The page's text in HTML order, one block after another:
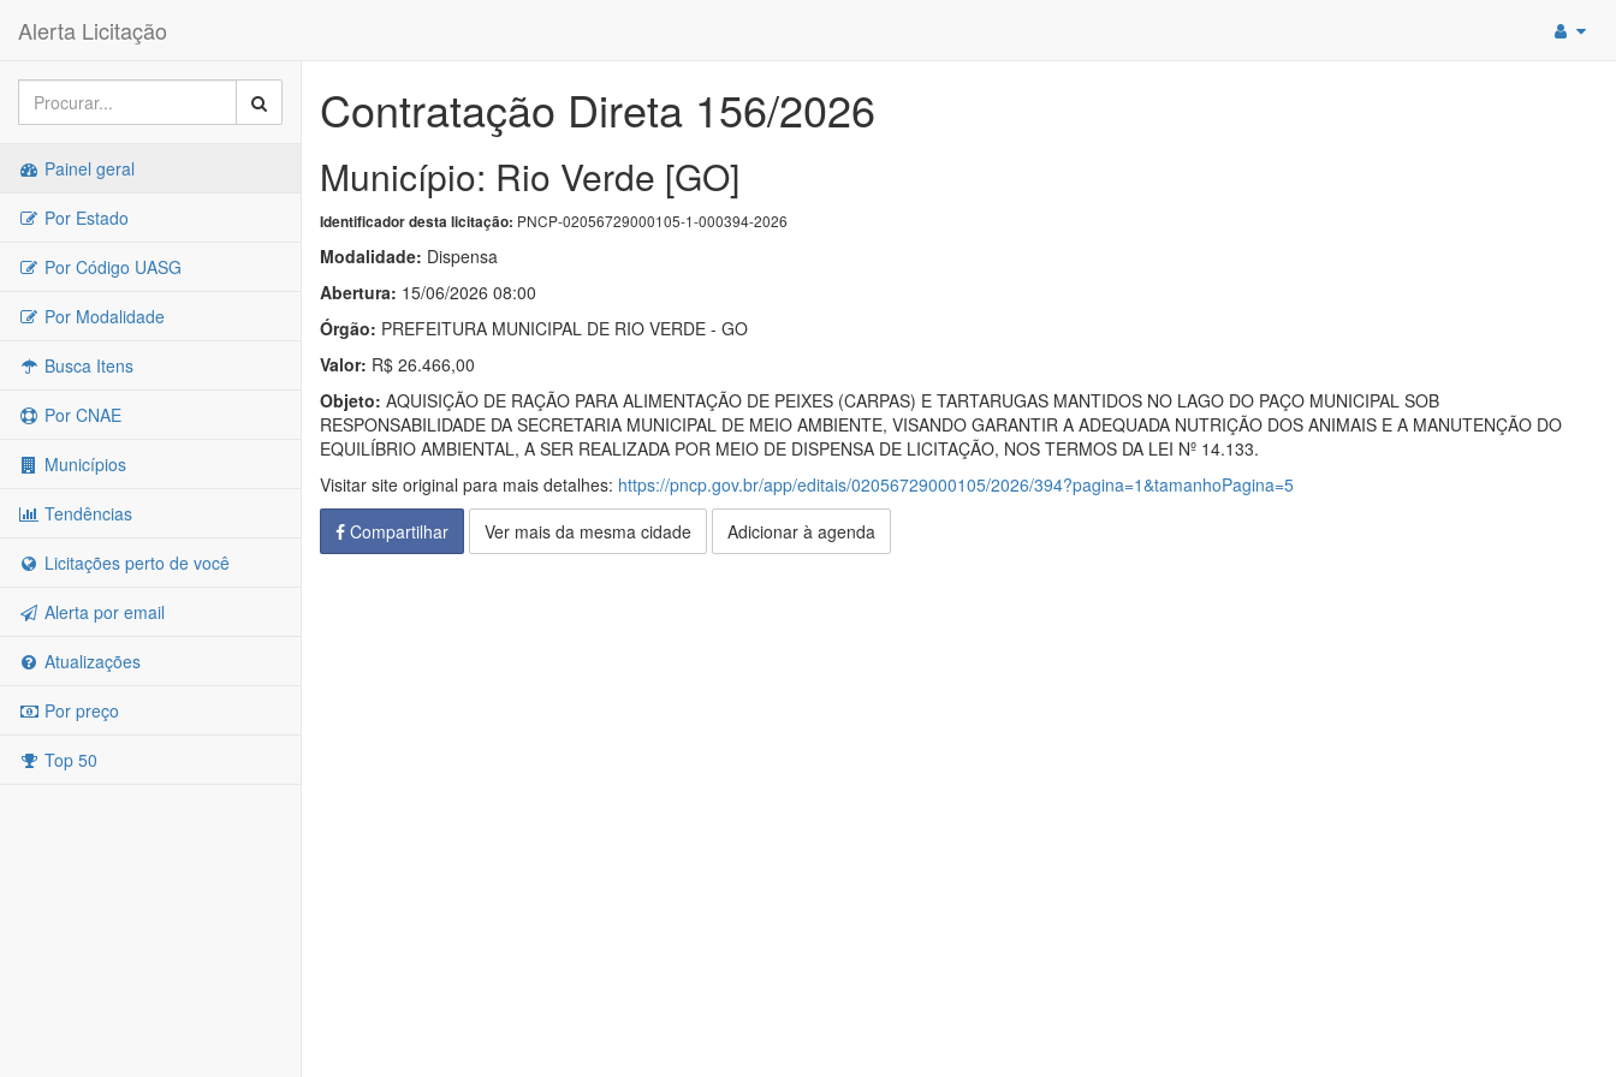
Alerta Licitação
Painel geral
Por Estado
Por Código UASG
Por Modalidade
Busca Itens
Por CNAE
Municípios
Tendências
Licitações perto de você
Alerta por email
Atualizações
Por preço
Top 50
Contratação Direta 156/2026
Município: Rio Verde [GO]
Identificador desta licitação: PNCP-02056729000105-1-000394-2026
Modalidade: Dispensa
Abertura: 15/06/2026 08:00
Órgão: PREFEITURA MUNICIPAL DE RIO VERDE - GO
Valor: R$ 26.466,00
Objeto: AQUISIÇÃO DE RAÇÃO PARA ALIMENTAÇÃO DE PEIXES (CARPAS) E TARTARUGAS MANTIDOS NO LAGO DO PAÇO MUNICIPAL SOB
RESPONSABILIDADE DA SECRETARIA MUNICIPAL DE MEIO AMBIENTE, VISANDO GARANTIR A ADEQUADA NUTRIÇÃO DOS ANIMAIS E A MANUTENÇÃO DO
EQUILÍBRIO AMBIENTAL, A SER REALIZADA POR MEIO DE DISPENSA DE LICITAÇÃO, NOS TERMOS DA LEI Nº 14.133.
Visitar site original para mais detalhes: https://pncp.gov.br/app/editais/02056729000105/2026/394?pagina=1&tamanhoPagina=5
Compartilhar
Ver mais da mesma cidade Adicionar à agenda